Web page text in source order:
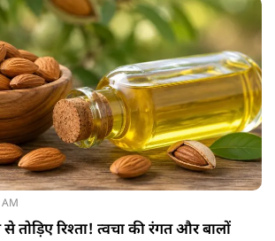
से तोड़िए रिश्ता! त्वचा की रंगत और बालों